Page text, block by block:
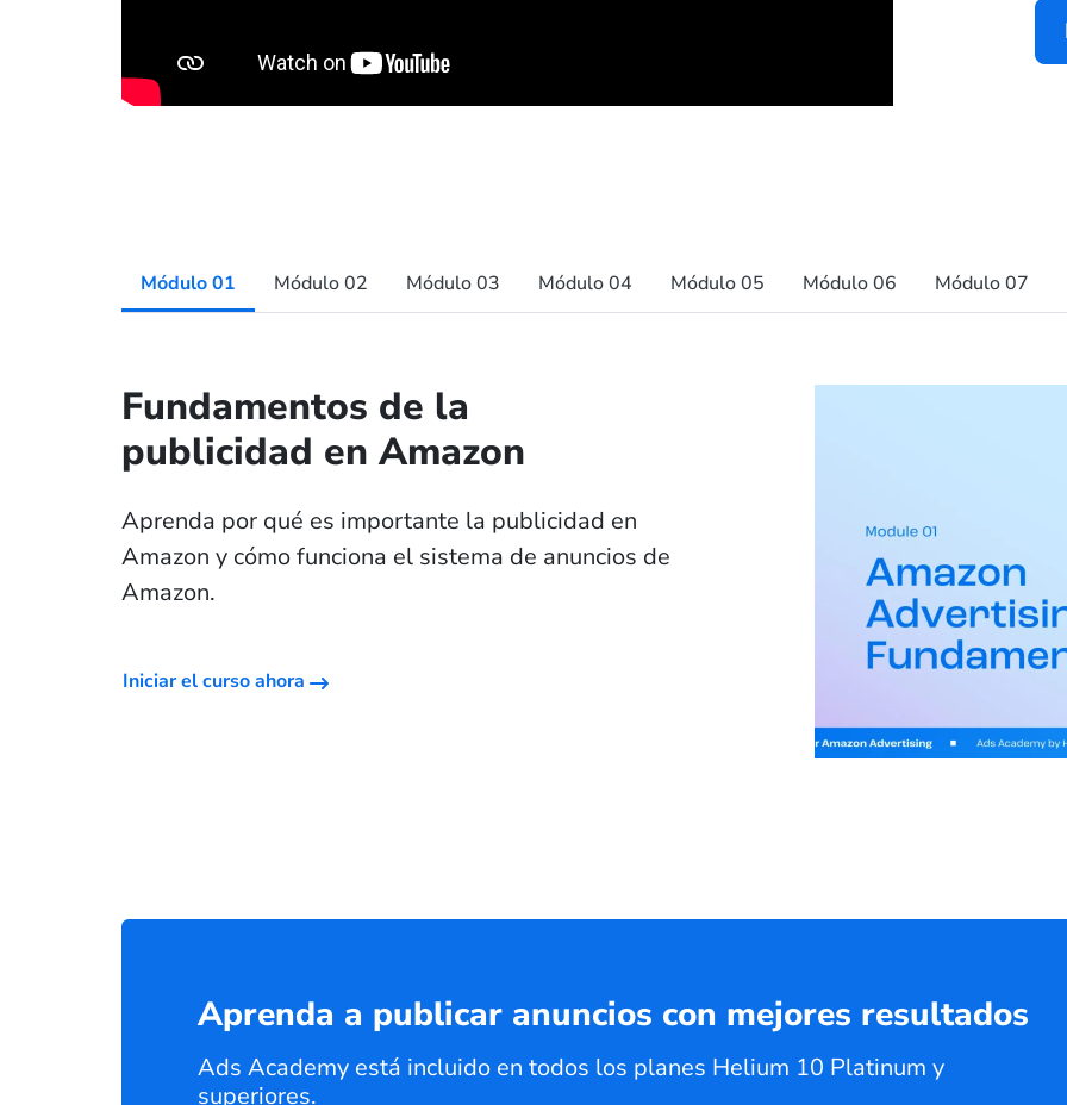
Módulo 01 Módulo 02 Módulo 03 Módulo 04 Módulo 05 Módulo 06 Módulo 07
Fundamentos de la
publicidad en Amazon
Aprenda por qué es importante la publicidad en
Amazon y cómo funciona el sistema de anuncios de
Amazon.
Iniciar el curso ahora
Aprenda a publicar anuncios con mejores resultados
Ads Academy está incluido en todos los planes Helium 10 Platinum y
superiores.